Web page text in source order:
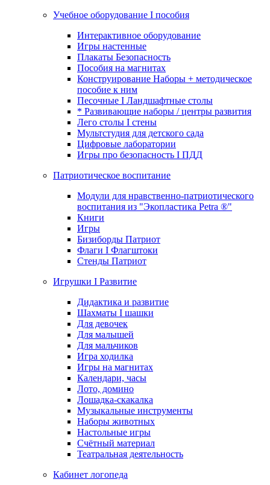
Учебное оборудование I пособия
Интерактивное оборудование
Игры настенные
Плакаты Безопасность
Пособия на магнитах
Конструирование Наборы + методическое
пособие к ним
Песочные I Ландшафтные столы
* Развивающие наборы / центры развития
Лего столы I стены
Мультстудия для детского сада
Цифровые лаборатории
Игры про безопасность I ПДД
Патриотическое воспитание
Модули для нравственно-патриотического
воспитания из "Экопластика Petra ®"
Книги
Игры
Бизиборды Патриот
Флаги I Флагштоки
Стенды Патриот
Игрушки I Развитие
Дидактика и развитие
Шахматы I шашки
Для девочек
Для малышей
Для мальчиков
Игра ходилка
Игры на магнитах
Календари, часы
Лото, домино
Лошадка-скакалка
Музыкальные инструменты
Наборы животных
Настольные игры
Счётный материал
Театральная деятельность
Кабинет логопеда